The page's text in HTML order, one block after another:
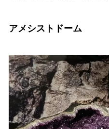
アメシストドーム